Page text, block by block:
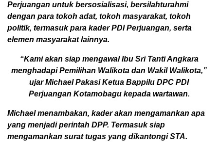
Perjuangan untuk bersosialisasi, bersilahturahmi
dengan para tokoh adat, tokoh masyarakat, tokoh
politik, termasuk para kader PDI Perjuangan, serta
elemen masyarakat lainnya.
“Kami akan siap mengawal Ibu Sri Tanti Angkara
menghadapi Pemilihan Walikota dan Wakil Walikota,”
ujar Michael Pakasi Ketua Bappilu DPC PDI
Perjuangan Kotamobagu kepada wartawan.
Michael menambakan, kader akan mengamankan apa
yang menjadi perintah DPP. Termasuk siap
mengamankan surat tugas yang dikantongi STA.